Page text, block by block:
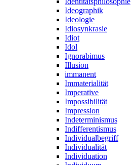
Ideographik
Ideologie
Idiosynkrasie
Idiot
Idol
Ignorabimus
Illusion
immanent
Immaterialität
Imperative
Impossibilität
Impression
Indeterminismus
Indifferentismus
Individualbegriff
Individualität
Individuation